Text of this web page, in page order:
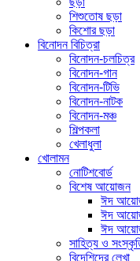
শিশুতোষ ছড়া
কিশোর ছড়া
বিনোদন বিচিত্রা
বিনোদন-চলচিত্র
বিনোদন-গান
বিনোদন-টিভি
বিনোদন-নাটক
বিনোদন-মঞ্চ
শিল্পকলা
খেলাধুলা
খোলামন
নোটিশবোর্ড
বিশেষ আয়োজন
ঈদ
ঈদ
ঈদ
সাহিত্য ও
বিদেশিদের লেখা